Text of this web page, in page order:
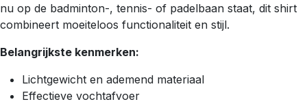
nu op de badminton-, tennis- of padelbaan staat, dit shirt
combineert moeiteloos functionaliteit en stijl.
Belangrijkste kenmerken:
Lichtgewicht en ademend materiaal
Effectieve vochtafvoer